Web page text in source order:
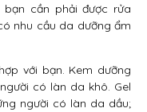
cần phải được rửa
nhu cầu da dưỡng ẩm
với bạn. Kem dưỡng
có làn da khô. Gel
người có làn da dầu;